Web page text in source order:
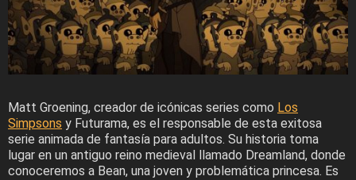
Matt Groening, creador de icónicas series como Los
Simpsons y Futurama, es el responsable de esta exitosa
serie animada de fantasía para adultos. Su historia toma
lugar en un antiguo reino medieval llamado Dreamland, donde
conoceremos a Bean, una joven y problemática princesa. Es